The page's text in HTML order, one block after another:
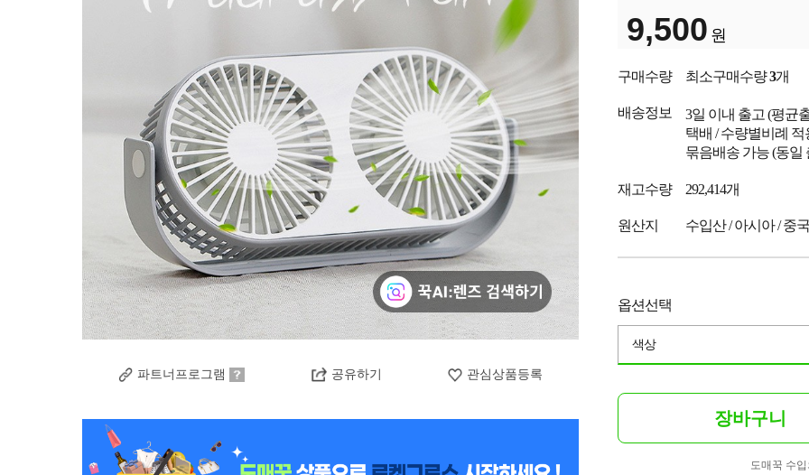
파트너프로그램 공유하기 관심상품등록
9,500 원
구매수량 최소구매수량3개
배송정보 3일 이내 출고 (평균
택배 / 수량별비례
묶음배송 가능 (동일
재고수량 292,414개
원산지 수입산 / 아시아 / 중국
옵션선택
색상
장바구니
도매꾹 수